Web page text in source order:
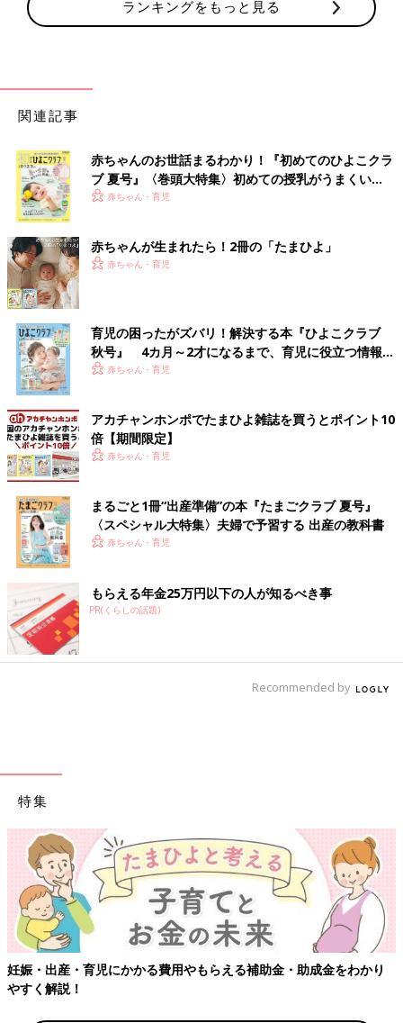
ランキングをもっと見る
関連記事
赤ちゃんのお世話まるわかり！『初めてのひよこクラ
ブ 夏号』〈巻頭大特集〉初めての授乳がうまくい
く！ おっぱい・ミルクの基本と夏のトラブル 解決テ
赤ちゃん・育児
赤ちゃんが生まれたら！2冊の「たまひよ」
赤ちゃん・育児
育児の困ったがズバリ！解決する本『ひよこクラブ
秋号』 4カ月～2才になるまで、育児に役立つ情報が
いっぱい！
赤ちゃん・育児
アカチャンホンポでたまひよ雑誌を買うとポイント10
倍【期間限定】
赤ちゃん・育児
まるごと1冊“出産準備”の本『たまごクラブ 夏号』
〈スペシャル大特集〉夫婦で予習する 出産の教科書
赤ちゃん・育児
もらえる年金25万円以下の人が知るべき事
PR(くらしの話題)
Recommended by
特集
り 【ワクチン接種できるものも】妊婦の感染症対策、知っておい